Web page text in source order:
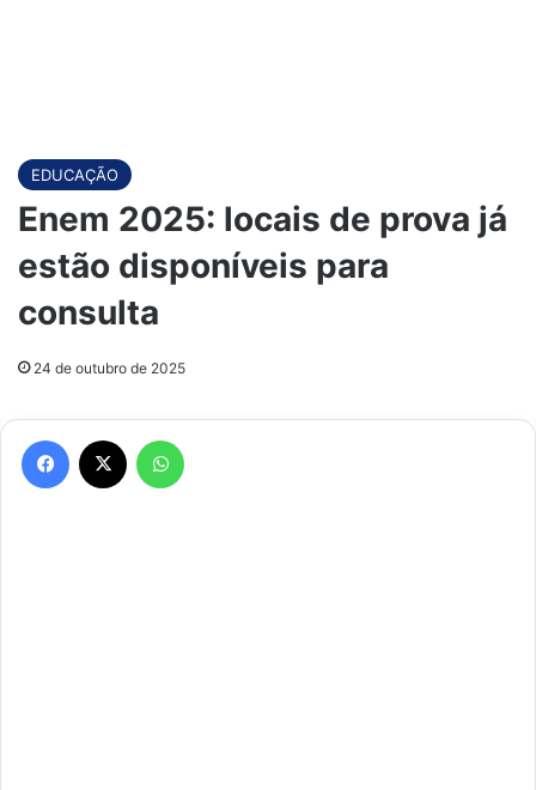
EDUCAÇÃO
Enem 2025: locais de prova já
estão disponíveis para
consulta
24 de outubro de 2025
Facebook